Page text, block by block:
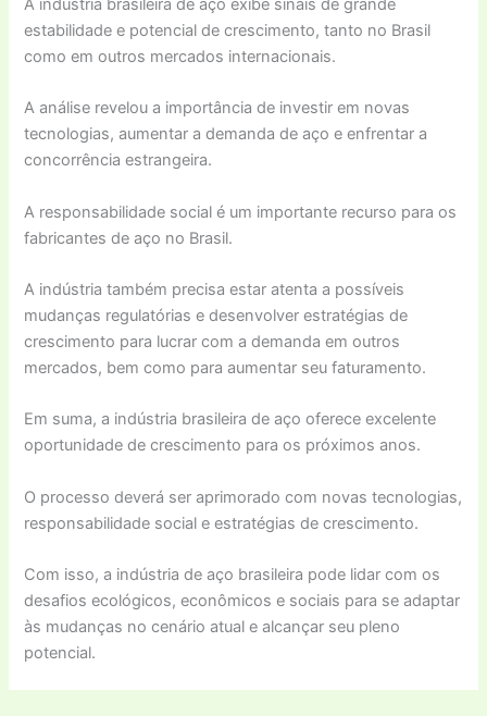
A indústria brasileira de aço exibe sinais de grande
estabilidade e potencial de crescimento, tanto no Brasil
como em outros mercados internacionais.
A análise revelou a importância de investir em novas
tecnologias, aumentar a demanda de aço e enfrentar a
concorrência estrangeira.
A responsabilidade social é um importante recurso para os
fabricantes de aço no Brasil.
A indústria também precisa estar atenta a possíveis
mudanças regulatórias e desenvolver estratégias de
crescimento para lucrar com a demanda em outros
mercados, bem como para aumentar seu faturamento.
Em suma, a indústria brasileira de aço oferece excelente
oportunidade de crescimento para os próximos anos.
O processo deverá ser aprimorado com novas tecnologias,
responsabilidade social e estratégias de crescimento.
Com isso, a indústria de aço brasileira pode lidar com os
desafios ecológicos, econômicos e sociais para se adaptar
às mudanças no cenário atual e alcançar seu pleno
potencial.